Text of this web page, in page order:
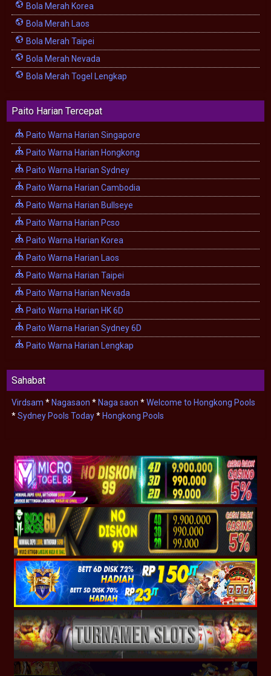
Bola Merah Korea
Bola Merah Laos
Bola Merah Taipei
Bola Merah Nevada
Bola Merah Togel Lengkap
Paito Harian Tercepat
Paito Warna Harian Singapore
Paito Warna Harian Hongkong
Paito Warna Harian Sydney
Paito Warna Harian Cambodia
Paito Warna Harian Bullseye
Paito Warna Harian Pcso
Paito Warna Harian Korea
Paito Warna Harian Laos
Paito Warna Harian Taipei
Paito Warna Harian Nevada
Paito Warna Harian HK 6D
Paito Warna Harian Sydney 6D
Paito Warna Harian Lengkap
Sahabat
Virdsam * Nagasaon * Naga saon *Welcome to Hongkong Pools
*Sydney Pools Today* Hongkong Pools